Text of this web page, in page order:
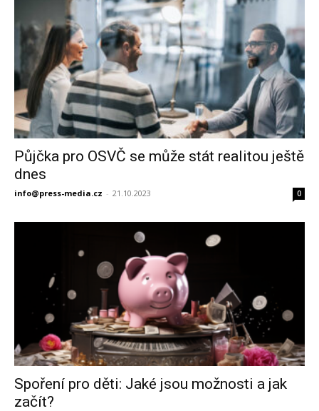
Půjčka pro OSVČ se může stát realitou ještě
dnes
info@press-media.cz - 21.10.2023 0
Spoření pro děti: Jaké jsou možnosti a jak
začít?